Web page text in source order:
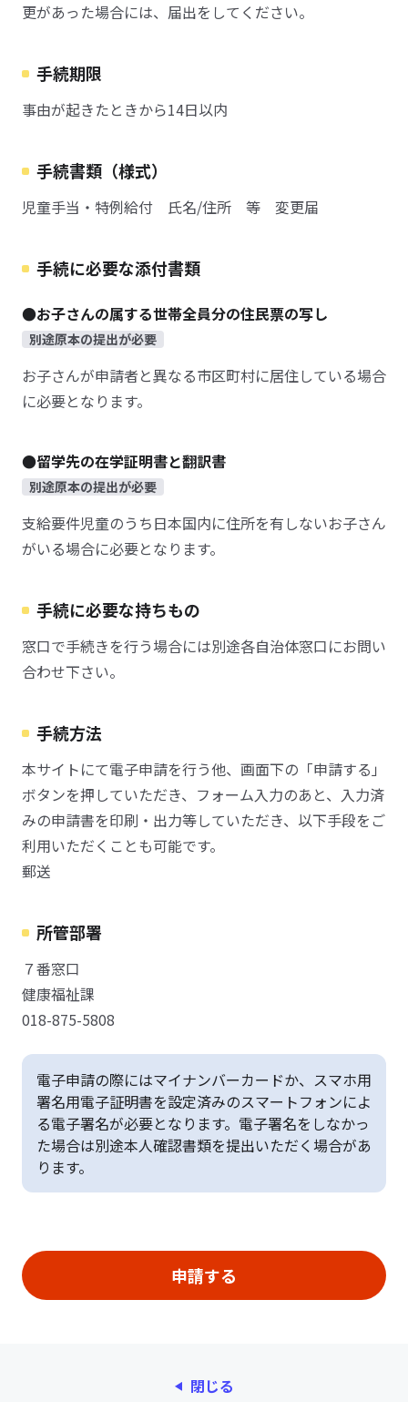
更があった場合には、届出をしてください。
手続期限
事由が起きたときから14日以内
手続書類（様式）
児童手当・特例給付 氏名/住所 等 変更届
手続に必要な添付書類
●お子さんの属する世帯全員分の住民票の写し
別途原本の提出が必要
お子さんが申請者と異なる市区町村に居住している場合
に必要となります。
●留学先の在学証明書と翻訳書
別途原本の提出が必要
支給要件児童のうち日本国内に住所を有しないお子さん
がいる場合に必要となります。
手続に必要な持ちもの
窓口で手続きを行う場合には別途各自治体窓口にお問い
合わせ下さい。
手続方法
本サイトにて電子申請を行う他、画面下の「申請する」
ボタンを押していただき、フォーム入力のあと、入力済
みの申請書を印刷・出力等していただき、以下手段をご
利用いただくことも可能です。
郵送
所管部署
７番窓口
健康福祉課
018-875-5808
電子申請の際にはマイナンバーカードか、スマホ用
署名用電子証明書を設定済みのスマートフォンによ
る電子署名が必要となります。電子署名をしなかっ
た場合は別途本人確認書類を提出いただく場合があ
ります。
閉じる